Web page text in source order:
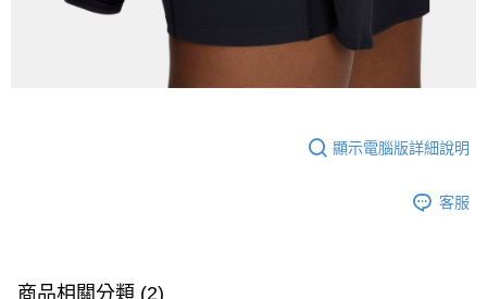
顯示電腦版詳細說明
客服
商品相關分類 (2)